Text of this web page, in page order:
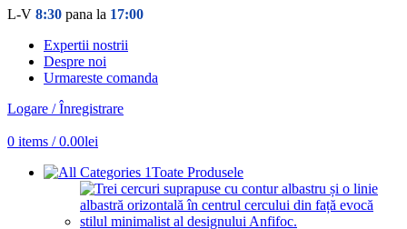
L-V 8:30 pana la 17:00
Expertii nostrii
Despre noi
Urmareste comanda
Logare / Înregistrare
0 items / 0.00lei
Toate Produsele